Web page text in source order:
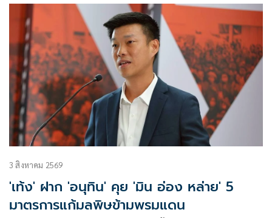
3 สิงหาคม 2569
'เท้ง' ฝาก 'อนุทิน' คุย 'มิน อ่อง หล่าย' 5
มาตรการแก้มลพิษข้ามพรมแดน